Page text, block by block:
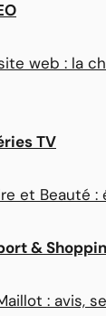
web : la
TV
et Beauté
&
: avis,